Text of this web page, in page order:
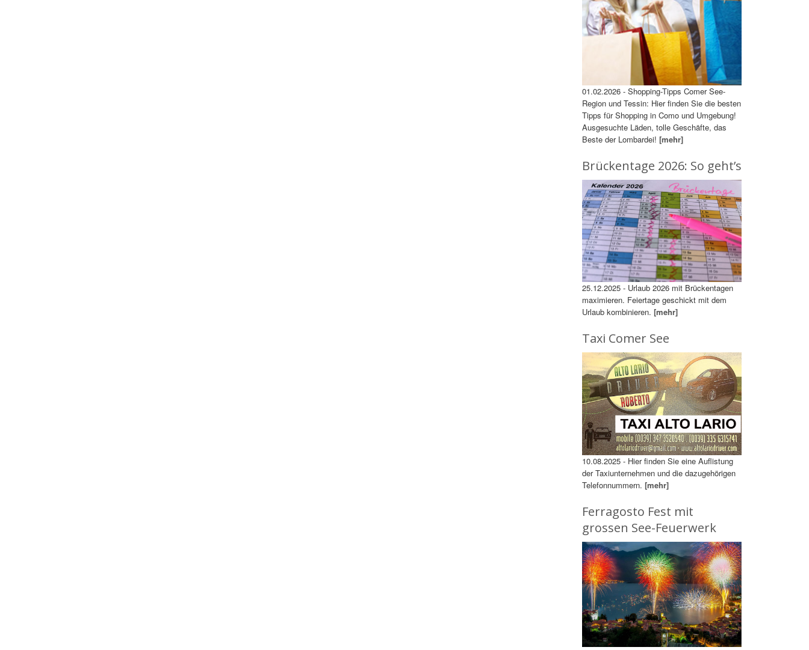
01.02.2026 - Shopping-Tipps Comer See-
Region und Tessin: Hier finden Sie die besten
Tipps für Shopping in Como und Umgebung!
Ausgesuchte Läden, tolle Geschäfte, das
Beste der Lombardei! [mehr]
Brückentage 2026: So geht’s
25.12.2025 - Urlaub 2026 mit Brückentagen
maximieren. Feiertage geschickt mit dem
Urlaub kombinieren. [mehr]
Taxi Comer See
10.08.2025 - Hier finden Sie eine Auflistung
der Taxiunternehmen und die dazugehörigen
Telefonnummern. [mehr]
Ferragosto Fest mit
grossen See-Feuerwerk